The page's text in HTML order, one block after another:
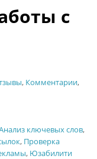
с
, Комментарии,
ключевых слов,
, Проверка
, Юзабилити